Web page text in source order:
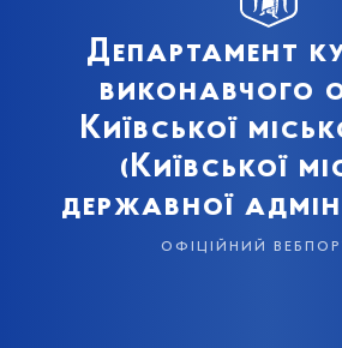
Департамент
виконавчого
Київської
(Київської
державної
офіційний